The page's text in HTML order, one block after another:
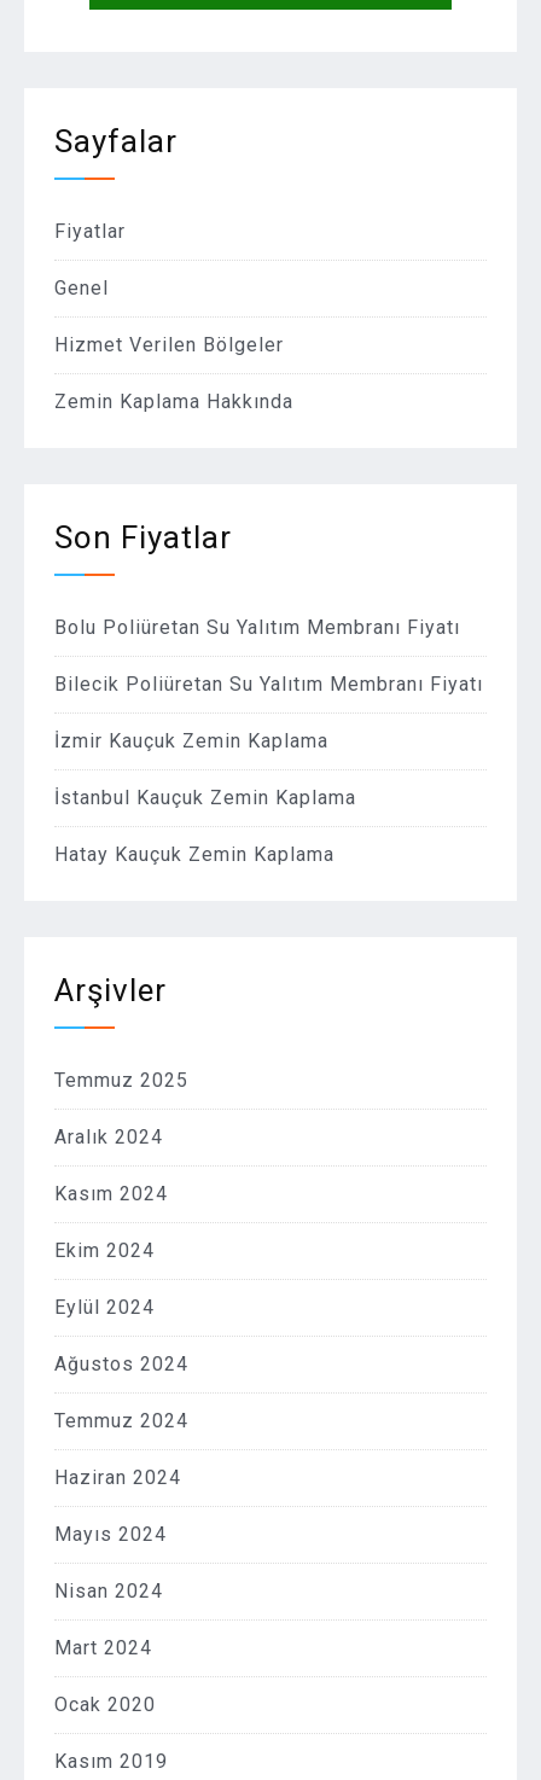
Sayfalar
Fiyatlar
Genel
Hizmet Verilen Bölgeler
Zemin Kaplama Hakkında
Son Fiyatlar
Bolu Poliüretan Su Yalıtım Membranı Fiyatı
Bilecik Poliüretan Su Yalıtım Membranı Fiyatı
İzmir Kauçuk Zemin Kaplama
İstanbul Kauçuk Zemin Kaplama
Hatay Kauçuk Zemin Kaplama
Arşivler
Temmuz 2025
Aralık 2024
Kasım 2024
Ekim 2024
Eylül 2024
Ağustos 2024
Temmuz 2024
Haziran 2024
Mayıs 2024
Nisan 2024
Mart 2024
Ocak 2020
Kasım 2019